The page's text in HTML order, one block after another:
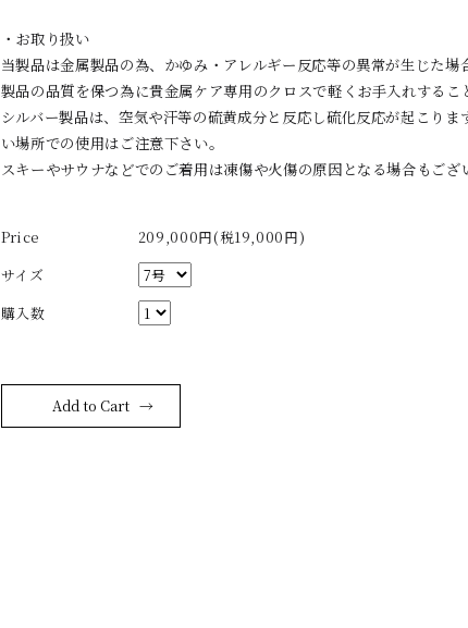
・お取り扱い
当製品は金属製品の為、かゆみ・アレルギー反応等の異常が生じた場
製品の品質を保つ為に貴金属ケア専用のクロスで軽くお手入れするこ
シルバー製品は、空気や汗等の硫黄成分と反応し硫化反応が起こり
い場所での使用はご注意下さい。
スキーやサウナなどでのご着用は凍傷や火傷の原因となる場合もござ
Price
209,000円(税19,000円)
サイズ
購入数